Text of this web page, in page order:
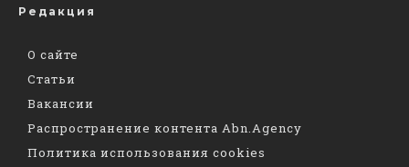
Редакция
О сайте
Статьи
Вакансии
Распространение контента Abn.Agency
Политика использования cookies